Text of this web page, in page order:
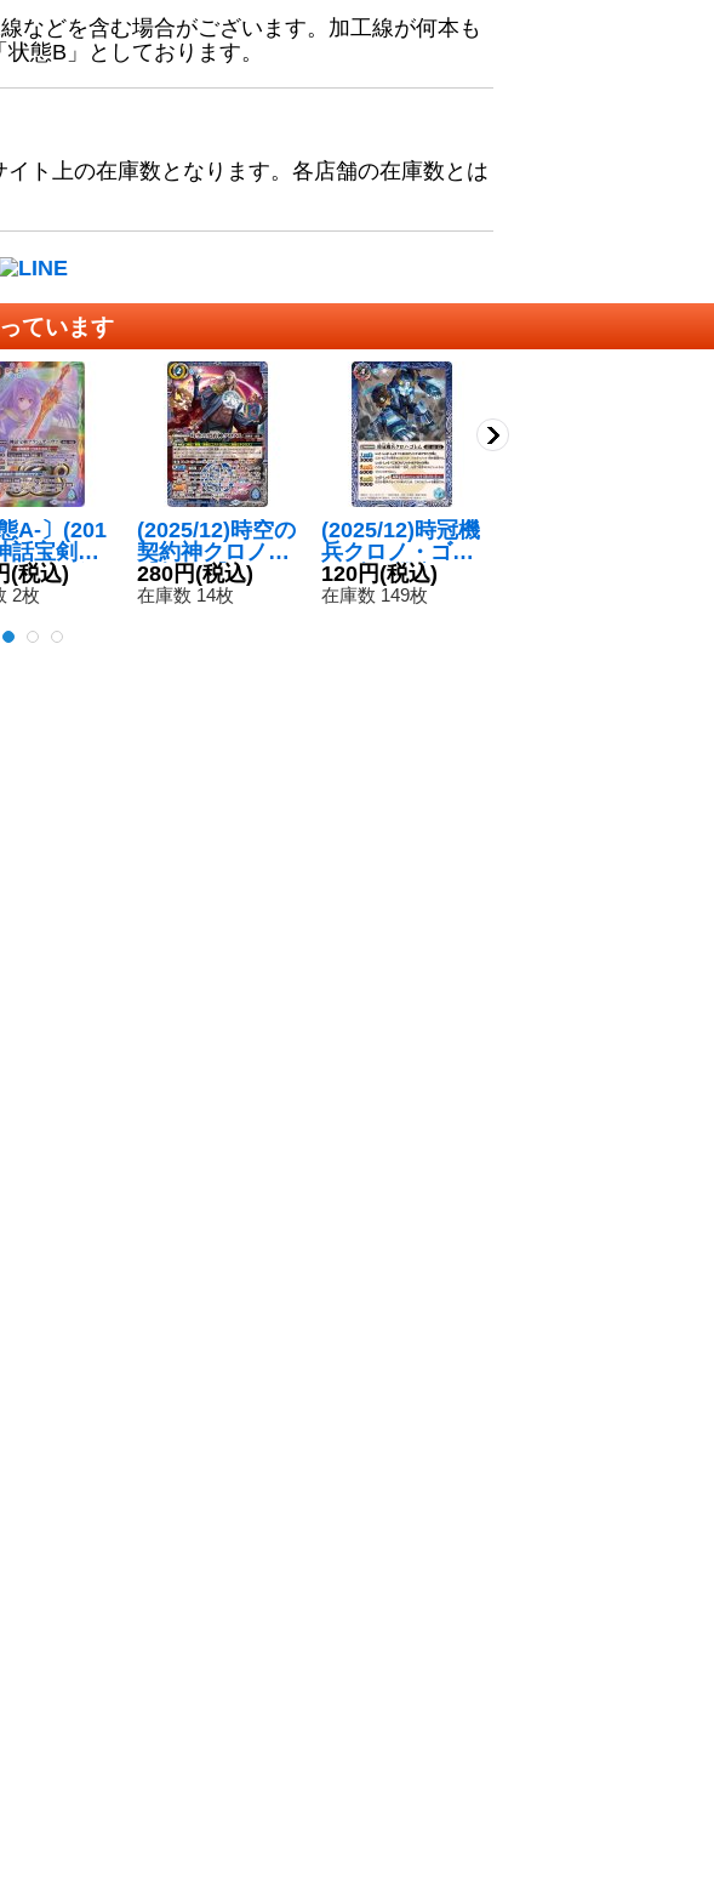
などを含む場合がございます。加工線が何本も
態B」としております。
ト上の在庫数となります。各店舗の在庫数とは
ています
態A-〕(201
話宝剣グ
デーヴァ
ト欄BS
{BS48-X0
(税込)
2枚
(2025/12)時空の
契約神クロノス
【契約X】{BSC
47-CX04}《青》
280円(税込)
在庫数 14枚
(2025/12)時冠機
兵クロノ・ゴレ
ム/時冠機帝カイ
ザー・クロノ・
120円(税込)
在庫数 149枚